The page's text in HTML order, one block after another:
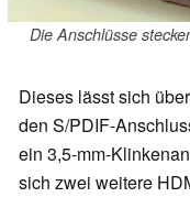
Die Anschlüsse
Dieses lässt sich
den S/PDIF-
ein 3,5-mm-
sich zwei weitere